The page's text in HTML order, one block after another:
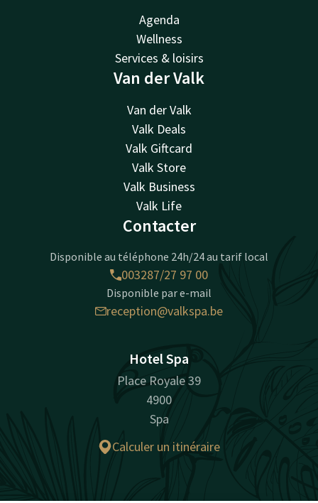
Agenda
Wellness
Services & loisirs
Van der Valk
Van der Valk
Valk Deals
Valk Giftcard
Valk Store
Valk Business
Valk Life
Contacter
Disponible au téléphone 24h/24 au tarif local
003287/27 97 00
Disponible par e-mail
reception@valkspa.be
Hotel Spa
Place Royale 39
4900
Spa
Calculer un itinéraire